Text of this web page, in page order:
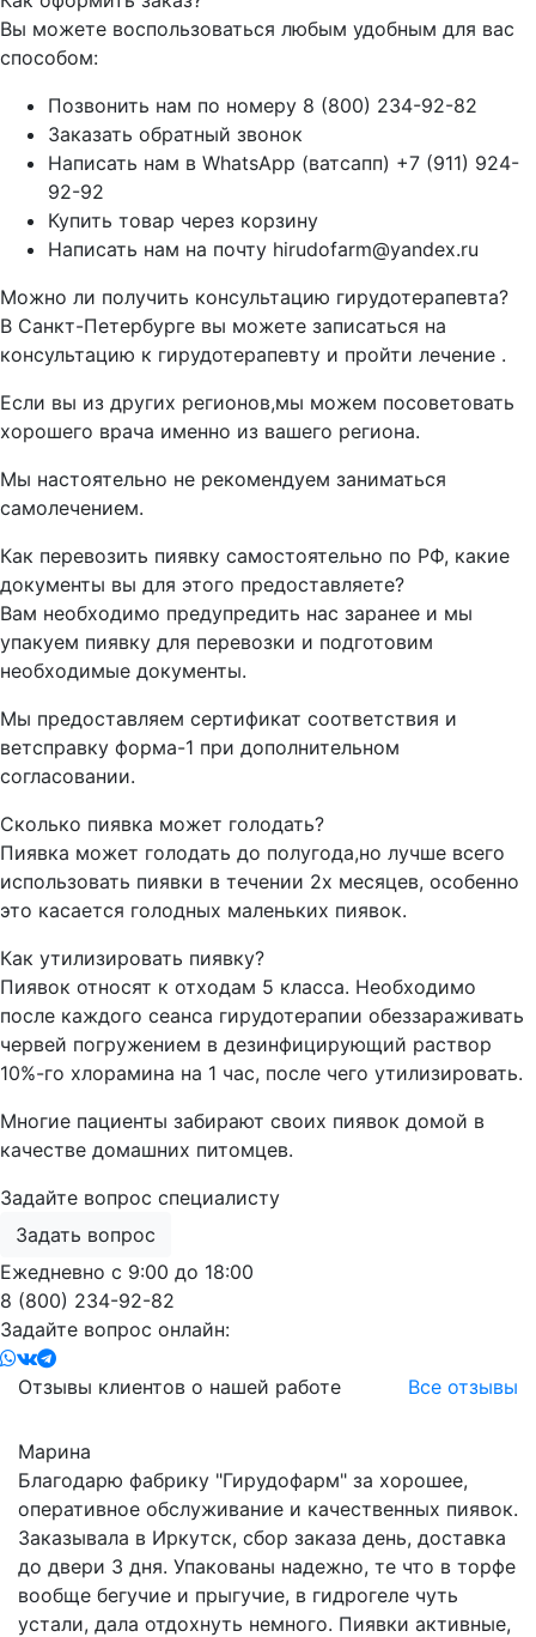
Вы можете воспользоваться любым удобным для вас
способом:
Позвонить нам по номеру 8 (800) 234-92-82
Заказать обратный звонок
Написать нам в WhatsApp (ватсапп) +7 (911) 924-
92-92
Купить товар через корзину
Написать нам на почту hirudofarm@yandex.ru
Можно ли получить консультацию гирудотерапевта?
В Санкт-Петербурге вы можете записаться на
консультацию к гирудотерапевту и пройти лечение .
Если вы из других регионов,мы можем посоветовать
хорошего врача именно из вашего региона.
Мы настоятельно не рекомендуем заниматься
самолечением.
Как перевозить пиявку самостоятельно по РФ, какие
документы вы для этого предоставляете?
Вам необходимо предупредить нас заранее и мы
упакуем пиявку для перевозки и подготовим
необходимые документы.
Мы предоставляем сертификат соответствия и
ветсправку форма-1 при дополнительном
согласовании.
Сколько пиявка может голодать?
Пиявка может голодать до полугода,но лучше всего
использовать пиявки в течении 2х месяцев, особенно
это касается голодных маленьких пиявок.
Как утилизировать пиявку?
Пиявок относят к отходам 5 класса. Необходимо
после каждого сеанса гирудотерапии обеззараживать
червей погружением в дезинфицирующий раствор
10%-го хлорамина на 1 час, после чего утилизировать.
Многие пациенты забирают своих пиявок домой в
качестве домашних питомцев.
Задайте вопрос специалисту
Задать вопрос
Ежедневно с 9:00 до 18:00
8 (800) 234-92-82
Задайте вопрос онлайн:
Отзывы клиентов о нашей работе Все отзывы
Марина
Благодарю фабрику "Гирудофарм" за хорошее,
оперативное обслуживание и качественных пиявок.
Заказывала в Иркутск, сбор заказа день, доставка
до двери 3 дня. Упакованы надежно, те что в торфе
вообще бегучие и прыгучие, в гидрогеле чуть
устали, дала отдохнуть немного. Пиявки активные,